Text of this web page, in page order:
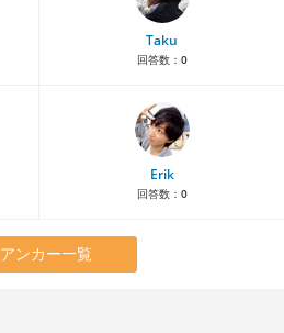
Taku
回答数： 0
Erik
回答数： 0
アンカー一覧